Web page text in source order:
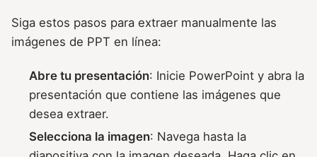
Siga estos pasos para extraer manualmente las
imágenes de PPT en línea:
Abre tu presentación: Inicie PowerPoint y abra la
presentación que contiene las imágenes que
desea extraer.
Selecciona la imagen: Navega hasta la